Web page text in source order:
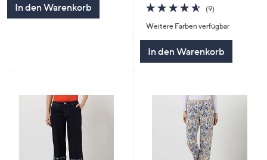
In den Warenkorb
4.6
von
5
(9)9
Weitere Farben verfügbar
In den Warenkorb